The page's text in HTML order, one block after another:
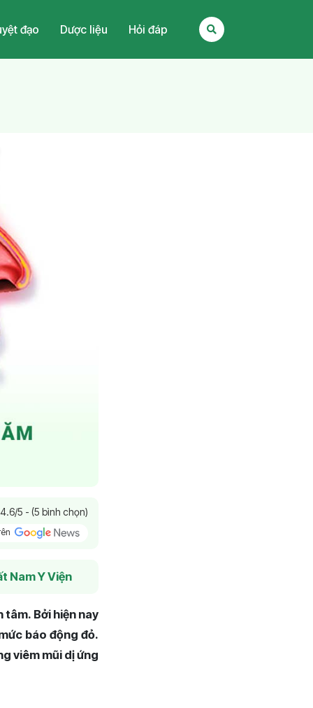
đạo Dược liệu Hỏi đáp
4.6/5 - (5 bình chọn)
Nam Y Viện
tâm. Bởi hiện nay
báo động đỏ.
viêm mũi dị ứng